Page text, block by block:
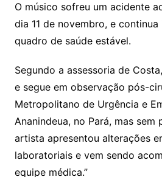
O músico sofreu um acidente
dia 11 de novembro, e
quadro de saúde estável.
Segundo a assessoria de
e segue em observação pós-
Metropolitano de Urgência e
Ananindeua, no Pará, mas sem
artista apresentou alterações
laboratoriais e vem sendo
equipe médica.”